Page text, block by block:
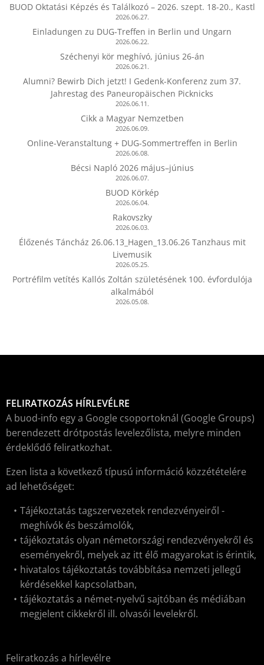
BUOD Oktatási Képzés és Találkozó – 2026. szept. 18-20., Kastl
2026.06.27.
Einladungen zu DUG-Treffen in Berlin und Ungarn
2026.06.22.
Széchenyi kör meghívó, június 26-án
2026.06.21.
Alumni? Bewirb Dich jetzt! I Gedenk-Konferenz zum 37.
Jahrestag des Paneuropäischen Picknicks
2026.06.11.
Cikk a Magyar Nemzetben
2026.06.09.
Online-Veranstaltung + DUG-Sommertreffen in Berlin
2026.06.08.
Bécsi Napló 2026 május–június
2026.06.07.
BUOD Körkép
2026.06.04.
Rakovszky
2026.06.03.
Élőzenés Táncház 26.06.13_Hagen_13.06.26 Tanzhaus mit
Livemusik
2026.05.25.
Portréfilm vetítés Kallós Zoltán születésének 100. évfordulója
alkalmából
2026.05.08.
FELIRATKOZÁS HÍRLEVÉLRE
A buod-info egy a Google csoportoknál (Google Groups)
berendezett drótpostás levelezőlista, melyre minden
érdeklődő feliratkozhat.
Ezen lista a következő típusú információ közzétételére
ad lehetőséget:
Tájékoztatás tagszervezetek rendezvényeiről -
meghívók és beszámolók,
tájékoztatás olyan németországi rendezvényekről és
eseményekről, melyek az itt élő magyarokat is érintik,
hivatalos tájékoztatás továbbítása nemzeti jellegű
kérdésekkel kapcsolatban,
tájékoztatás a német-nyelvű sajtóban és médiában
megjelent cikkekről ill. olvasói levelekről.
Feliratkozás a hírlevélre